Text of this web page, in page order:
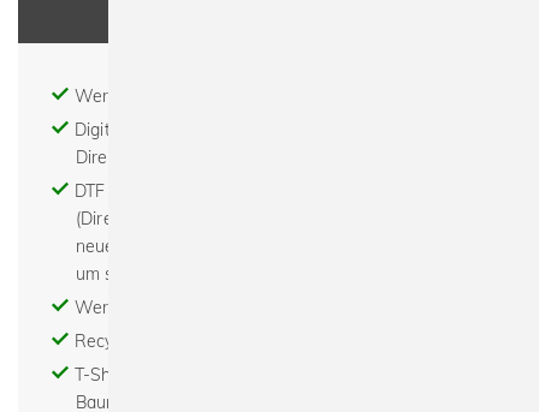
Werbeartikel - Textildruck - Stick
Digitaldruck - Print on demand - DTG (digitaler
Direktdruck)
DTF - Digital to Film - Digital to Foil - der DTF
(Direct To Film) Transferdruck ist eine komplett
neue Technologie für Bilder, Texte oder Grafiken
um sie auf fast alle Textilien zu transferieren
Werbemittel bedrucken - Abishirts bedrucken
Recycled - Bio - Fair - Nachhaltig
T-Shirts bedrucken - Hoodies bedrucken -
Baumwolltaschen bedrucken - Turnbeutel